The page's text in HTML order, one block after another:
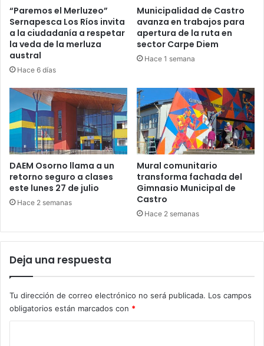
“Paremos el Merluzeo”
Sernapesca Los Ríos invita
a la ciudadanía a respetar
la veda de la merluza
austral
Hace 6 días
Municipalidad de Castro
avanza en trabajos para
apertura de la ruta en
sector Carpe Diem
Hace 1 semana
DAEM Osorno llama a un
retorno seguro a clases
este lunes 27 de julio
Hace 2 semanas
Mural comunitario
transforma fachada del
Gimnasio Municipal de
Castro
Hace 2 semanas
Deja una respuesta
Tu dirección de correo electrónico no será publicada. Los campos
obligatorios están marcados con *